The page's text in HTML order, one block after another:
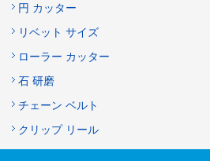
円 カッター
リベット サイズ
ローラー カッター
石 研磨
チェーン ベルト
クリップ リール